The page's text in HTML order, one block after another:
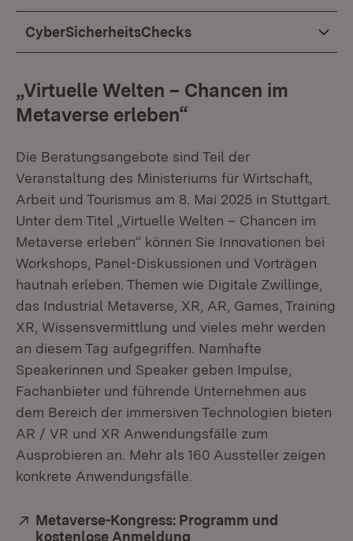
CyberSicherheitsChecks
„Virtuelle Welten – Chancen im
Metaverse erleben“
Die Beratungsangebote sind Teil der
Veranstaltung des Ministeriums für Wirtschaft,
Arbeit und Tourismus am 8. Mai 2025 in Stuttgart.
Unter dem Titel „Virtuelle Welten – Chancen im
Metaverse erleben“ können Sie Innovationen bei
Workshops, Panel-Diskussionen und Vorträgen
hautnah erleben. Themen wie Digitale Zwillinge,
das Industrial Metaverse, XR, AR, Games, Training
XR, Wissensvermittlung und vieles mehr werden
an diesem Tag aufgegriffen. Namhafte
Speakerinnen und Speaker geben Impulse,
Fachanbieter und führende Unternehmen aus
dem Bereich der immersiven Technologien bieten
AR / VR und XR Anwendungsfälle zum
Ausprobieren an. Mehr als 160 Aussteller zeigen
konkrete Anwendungsfälle.
Extern:
Metaverse-Kongress: Programm und
kostenlose Anmeldung